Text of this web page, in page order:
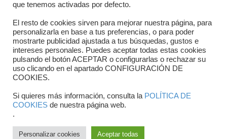
Copyright © 2025 FTCV
que tenemos activadas por defecto.
El resto de cookies sirven para mejorar nuestra página, para
personalizarla en base a tus preferencias, o para poder
mostrarte publicidad ajustada a tus búsquedas, gustos e
intereses personales. Puedes aceptar todas estas cookies
pulsando el botón ACEPTAR o configurarlas o rechazar su
uso clicando en el apartado CONFIGURACIÓN DE
COOKIES.
Si quieres más información, consulta la POLÍTICA DE
COOKIES de nuestra página web.
.
Personalizar cookies Aceptar todas